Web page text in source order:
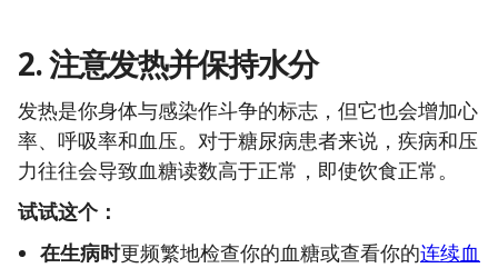
2. 注意发热并保持水分
发热是你身体与感染作斗争的标志，但它也会增加心
率、呼吸率和血压。对于糖尿病患者来说，疾病和压
力往往会导致血糖读数高于正常，即使饮食正常。
试试这个：
在生病时更频繁地检查你的血糖或查看你的连续血